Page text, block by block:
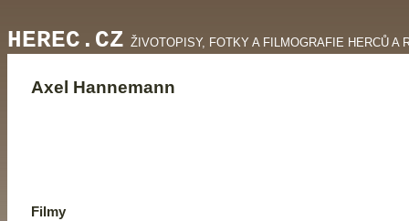
HEREC.CZ ŽIVOTOPISY, FOTKY A FILMOGRAFIE HERCŮ A
Axel Hannemann
Filmy